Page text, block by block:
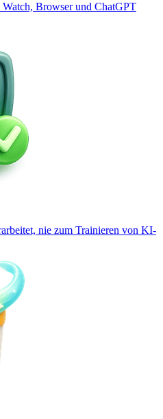
Browser und ChatGPT
nie zum Trainieren von KI-